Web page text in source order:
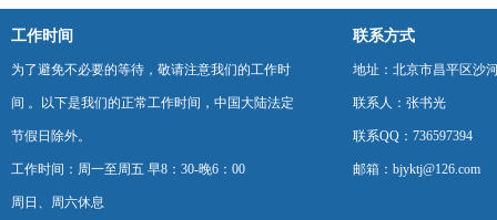
工作时间
为了避免不必要的等待，敬请注意我们的工作时
间 。以下是我们的正常工作时间，中国大陆法定
节假日除外。
工作时间：周一至周五 早8：30-晚6：00
周日、周六休息
联系方式
地址：北京市昌平区沙
联系人：张书光
联系QQ：736597394
邮箱：bjyktj@126.com